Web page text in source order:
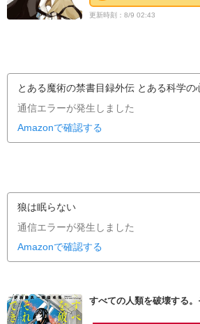
更新時刻：8/9 02:43
とある魔術の禁書目録外伝 とある科学の
通信エラーが発生しました
Amazonで確認する
狼は眠らない
通信エラーが発生しました
Amazonで確認する
すべての人類を破壊する。